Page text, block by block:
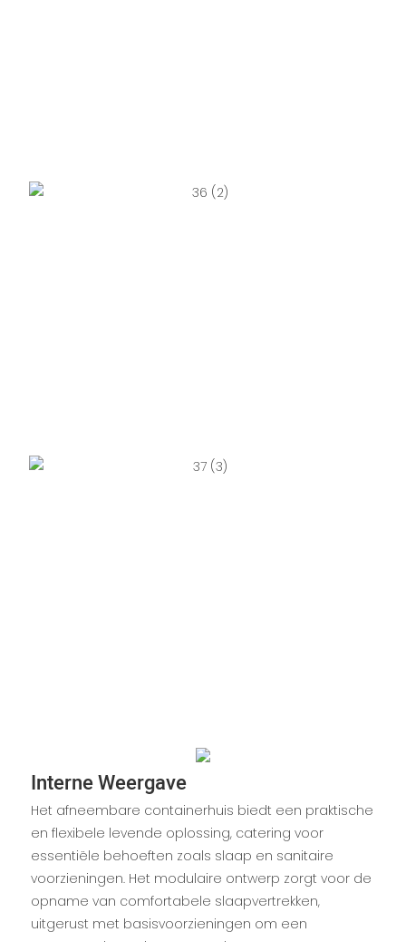
Interne Weergave
Het afneembare containerhuis biedt een praktische
en flexibele levende oplossing, catering voor
essentiële behoeften zoals slaap en sanitaire
voorzieningen. Het modulaire ontwerp zorgt voor de
opname van comfortabele slaapvertrekken,
uitgerust met basisvoorzieningen om een ​​